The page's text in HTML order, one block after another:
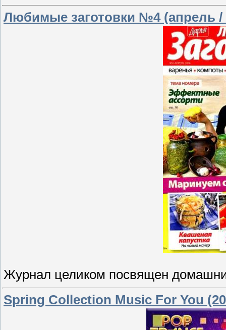
Любимые заготовки №4 (апрель /
Журнал целиком посвящен
Spring Collection Music For You